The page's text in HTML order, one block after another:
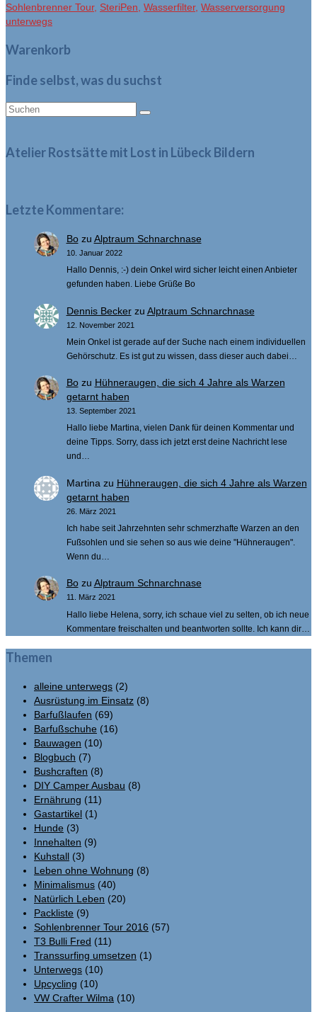
Sohlenbrenner Tour, SteriPen Wasserfilter, Wasserversorgung
unterwegs
Warenkorb
Finde selbst, was du suchst
Suche
Atelier Rostsätte mit Lost in Lübeck Bildern
Letzte Kommentare:
Bozu Alptraum Schnarchnase
10. Januar 2022
Hallo Dennis, :-) dein Onkel wird sicher leicht einen Anbieter
gefunden haben. Liebe Grüße Bo
Dennis Beckerzu Alptraum Schnarchnase
12. November 2021
Mein Onkel ist gerade auf der Suche nach einem individuellen
Gehörschutz. Es ist gut zu wissen, dass dieser auch dabei…
Bozu Hühneraugen, die sich 4 Jahre als Warzen
getarnt haben
13. September 2021
Hallo liebe Martina, vielen Dank für deinen Kommentar und
deine Tipps. Sorry, dass ich jetzt erst deine Nachricht lese
und…
Martina zu Hühneraugen, die sich 4 Jahre als Warzen
getarnt haben
26. März 2021
Ich habe seit Jahrzehnten sehr schmerzhafte Warzen an den
Fußsohlen und sie sehen so aus wie deine "Hühneraugen".
Wenn du…
Bozu Alptraum Schnarchnase
11. März 2021
Hallo liebe Helena, sorry, ich schaue viel zu selten, ob ich neue
Kommentare freischalten und beantworten sollte. Ich kann dir…
Themen
alleine unterwegs (2)
Ausrüstung im Einsatz (8)
Barfußlaufen (69)
Barfußschuhe (16)
Bauwagen (10)
Blogbuch (7)
Bushcraften (8)
DIY Camper Ausbau (8)
Ernährung (11)
Gastartikel (1)
Hunde (3)
Innehalten (9)
Kuhstall (3)
Leben ohne Wohnung (8)
Minimalismus (40)
Natürlich Leben (20)
Packliste (9)
Sohlenbrenner Tour 2016 (57)
T3 Bulli Fred (11)
Transsurfing umsetzen (1)
Unterwegs (10)
Upcycling (10)
VW Crafter Wilma (10)